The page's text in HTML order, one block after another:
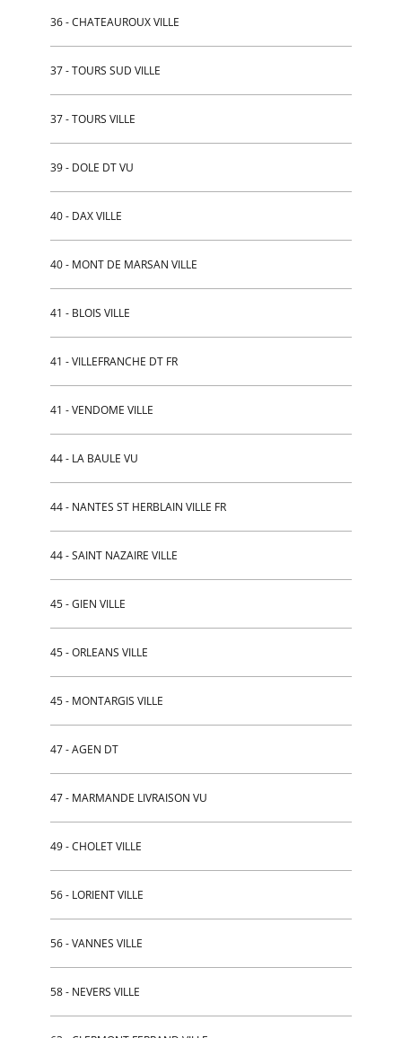
36 - CHATEAUROUX VILLE
37 - TOURS SUD VILLE
37 - TOURS VILLE
39 - DOLE DT VU
40 - DAX VILLE
40 - MONT DE MARSAN VILLE
41 - BLOIS VILLE
41 - VILLEFRANCHE DT FR
41 - VENDOME VILLE
44 - LA BAULE VU
44 - NANTES ST HERBLAIN VILLE FR
44 - SAINT NAZAIRE VILLE
45 - GIEN VILLE
45 - ORLEANS VILLE
45 - MONTARGIS VILLE
47 - AGEN DT
47 - MARMANDE LIVRAISON VU
49 - CHOLET VILLE
56 - LORIENT VILLE
56 - VANNES VILLE
58 - NEVERS VILLE